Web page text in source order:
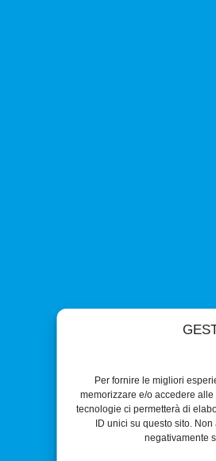
Per fornire le migliori
memorizzare e/o accedere
tecnologie ci permetterà di
ID unici su questo sito.
negativamente